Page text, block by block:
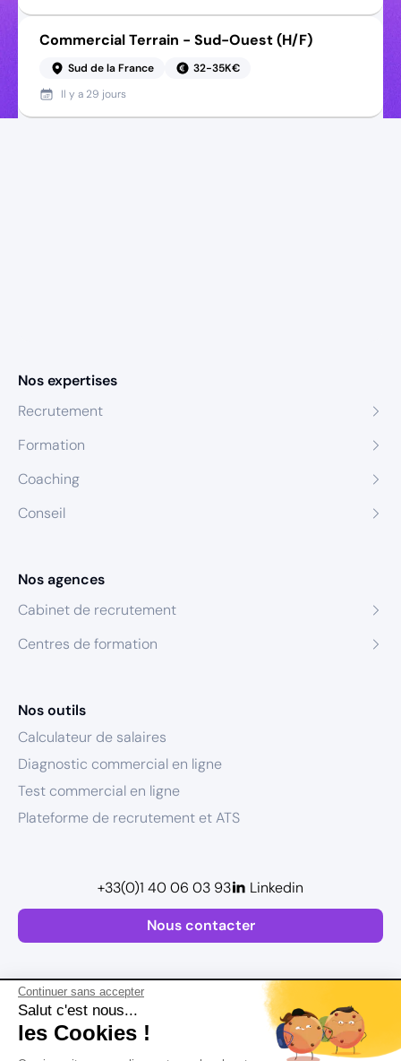
Continuer sans accepter
Salut c'est nous...
les Cookies !
Commercial Terrain - Sud-Ouest (H/F)
Sud de la France
32-35K€
Il y a 29 jours
Nos expertises
Recrutement
Formation
Coaching
Conseil
Nos agences
Cabinet de recrutement
Centres de formation
Nos outils
Calculateur de salaires
Diagnostic commercial en ligne
Test commercial en ligne
Plateforme de recrutement et ATS
Nous contacter
+33(0)1 40 06 03 93 Linkedin